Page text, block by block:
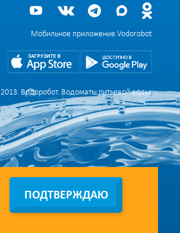
Мобильное приложение Vodorobot
Водоробот. Водоматы питьевой воды.
ПОДТВЕРЖДАЮ